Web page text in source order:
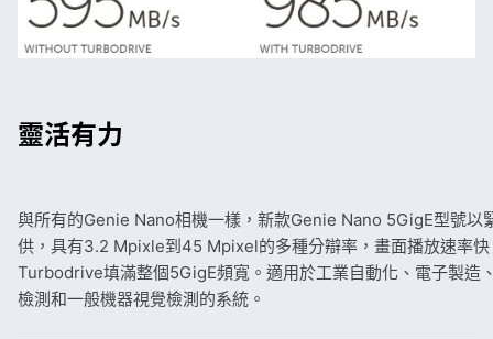
靈活有力
與所有的Genie Nano相機一樣，新款Genie Nano 5GigE型號以
供，具有3.2 Mpixle到45 Mpixel的多種分辯率，畫面播放速率快
Turbodrive填滿整個5GigE頻寬。適用於工業自動化、電子製造
檢測和一般機器視覺檢測的系統。